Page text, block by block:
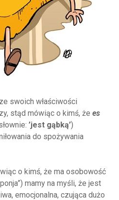
swoich właściwości
stąd mówiąc o kimś, że es
’jest gąbką’)
do spożywania
o kimś, że ma osobowość
mamy na myśli, że jest
emocjonalna, czująca dużo